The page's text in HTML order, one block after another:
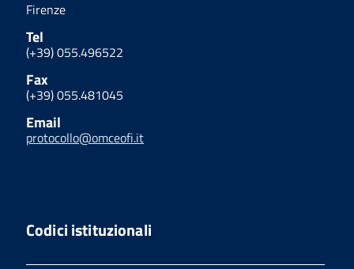
Firenze
Tel
(+39) 055.496522
Fax
(+39) 055.481045
Email
protocollo@omceofi.it
Codici istituzionali